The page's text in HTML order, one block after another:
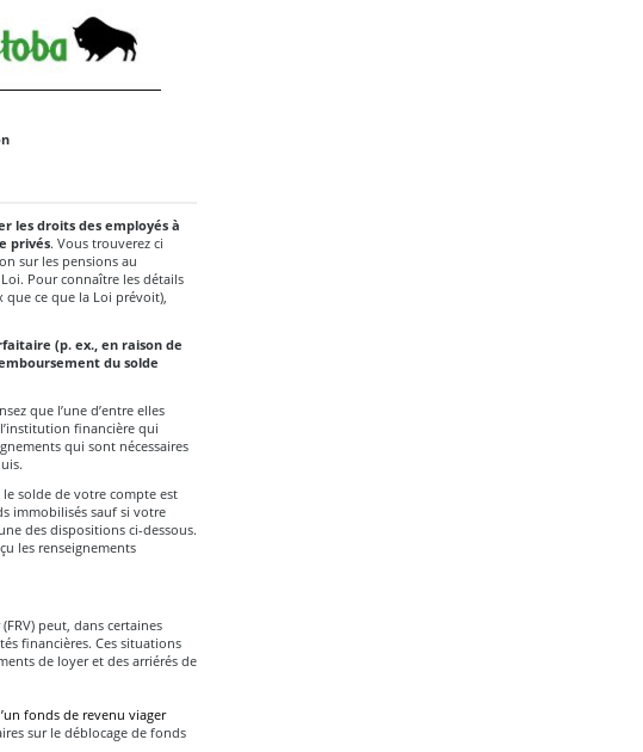
les droits des employés à
privés. Vous trouverez ci
sur les pensions au
Pour connaître les détails
ce que la Loi prévoit),
(p. ex., en raison de
du solde
que l’une d’entre elles
financière qui
qui sont nécessaires
solde de votre compte est
immobilisés sauf si votre
des dispositions ci-dessous.
les renseignements
peut, dans certaines
financières. Ces situations
de loyer et des arriérés de
fonds de revenu viager
sur le déblocage de fonds